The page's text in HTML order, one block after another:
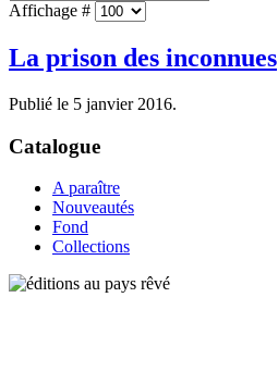
Affichage #
La prison des inconnues
Publié le 5 janvier 2016.
Catalogue
A paraître
Nouveautés
Fond
Collections